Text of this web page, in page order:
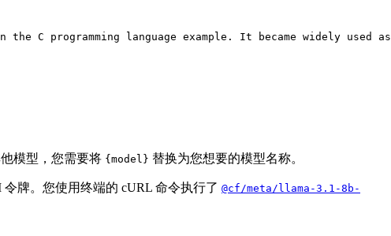
C programming language example. It became widely
模型，您需要将 {model} 替换为您想要的模型名称。
牌。您使用终端的 cURL 命令执行了 @cf/meta/llama-3.1-8b-